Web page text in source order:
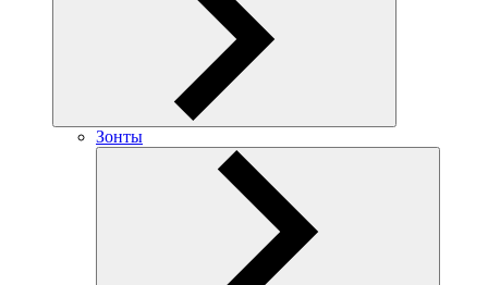
Зонты